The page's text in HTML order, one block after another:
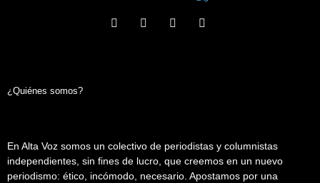
¿Quiénes somos?
En Alta Voz somos un colectivo de periodistas y columnistas
independientes, sin fines de lucro, que creemos en un nuevo
periodismo: ético, incómodo, necesario. Apostamos por una